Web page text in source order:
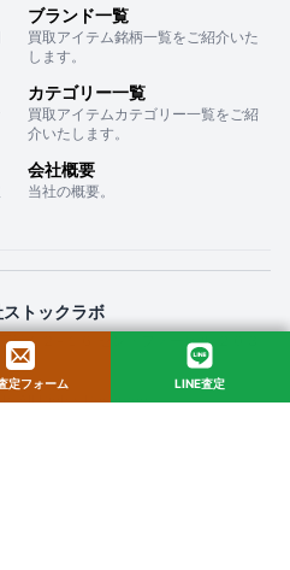
ブランド一覧
買取アイテム銘柄一覧をご紹介いた
します。
カテゴリー一覧
買取アイテムカテゴリー一覧をご紹
介いたします。
会社概要
当社の概要。
トックラボ
目１２−１６ セントフォービル ２０３
All Rights Reserved.
定フォーム LINE査定